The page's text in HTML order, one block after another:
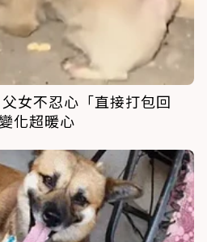
女不忍心「直接打包回
化超暖心